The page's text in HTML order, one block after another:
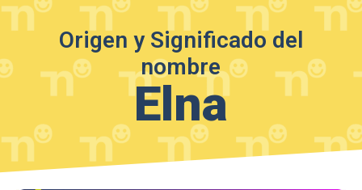
Origen y Significado del
nombre
Elna